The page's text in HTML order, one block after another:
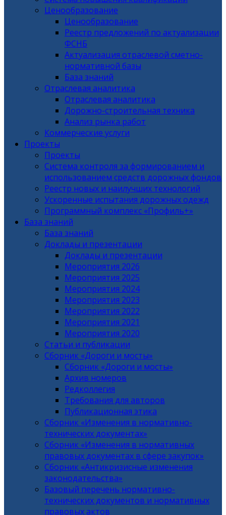
Ценообразование
Ценообразование
Реестр предложений по актуализации
ФСНБ
Актуализация отраслевой сметно-
нормативной базы
База знаний
Отраслевая аналитика
Отраслевая аналитика
Дорожно-строительная техника
Анализ рынка работ
Коммерческие услуги
Проекты
Проекты
Система контроля за формированием и
использованием средств дорожных фондов
Реестр новых и наилучших технологий
Ускоренные испытания дорожных одежд
Программный комплекс «Профиль+»
База знаний
База знаний
Доклады и презентации
Доклады и презентации
Мероприятия 2026
Мероприятия 2025
Мероприятия 2024
Мероприятия 2023
Мероприятия 2022
Мероприятия 2021
Мероприятия 2020
Статьи и публикации
Сборник «Дороги и мосты»
Сборник «Дороги и мосты»
Архив номеров
Редколлегия
Требования для авторов
Публикационная этика
Сборник «Изменения в нормативно-
технических документах»
Сборник «Изменения в нормативных
правовых документах в сфере закупок»
Сборник «Антикризисные изменения
законодательства»
Базовый перечень нормативно-
технических документов и нормативных
правовых актов